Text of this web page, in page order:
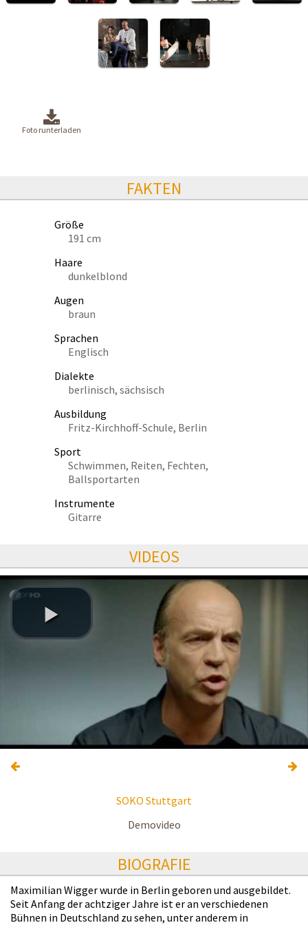
Foto runterladen
FAKTEN
Größe
191 cm
Haare
dunkelblond
Augen
braun
Sprachen
Englisch
Dialekte
berlinisch, sächsisch
Ausbildung
Fritz-Kirchhoff-Schule, Berlin
Sport
Schwimmen, Reiten, Fechten,
Ballsportarten
Instrumente
Gitarre
VIDEOS
SOKO Stuttgart
Demovideo
BIOGRAFIE
Maximilian Wigger wurde in Berlin geboren und ausgebildet.
Seit Anfang der achtziger Jahre ist er an verschiedenen
Bühnen in Deutschland zu sehen, unter anderem in